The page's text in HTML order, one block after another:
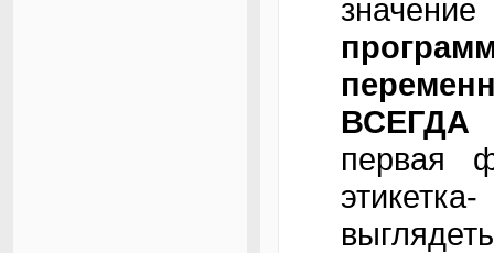
ВСЕГДА
первая